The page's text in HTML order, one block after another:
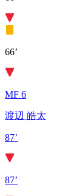
66’
MF 6
渡辺 皓太
87’
87’